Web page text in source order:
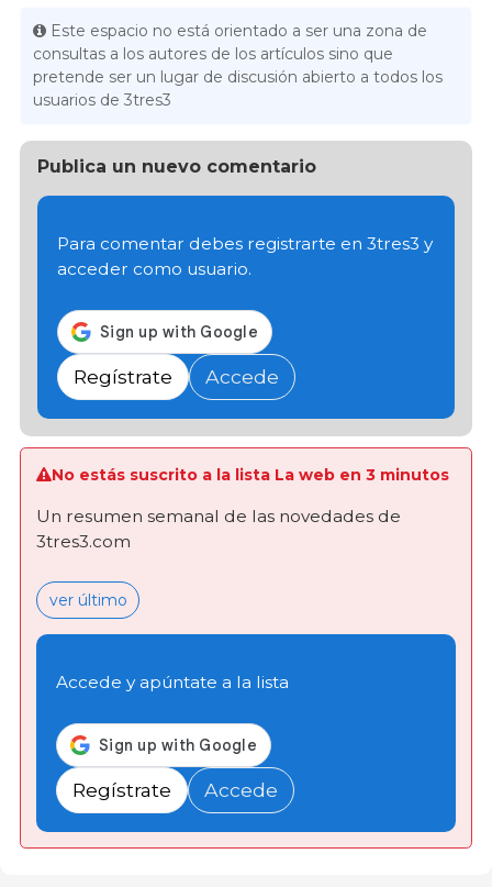
Este espacio no está orientado a ser una zona de
consultas a los autores de los artículos sino que
pretende ser un lugar de discusión abierto a todos los
usuarios de 3tres3
Publica un nuevo comentario
Para comentar debes registrarte en 3tres3 y
acceder como usuario.
Regístrate Accede
No estás suscrito a la lista La web en 3 minutos
Un resumen semanal de las novedades de
3tres3.com
ver último
Accede y apúntate a la lista
Regístrate Accede